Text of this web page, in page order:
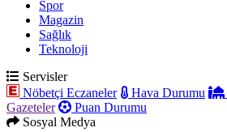
Spor
Magazin
Sağlık
Teknoloji
Servisler
Nöbetçi Eczaneler
Hava Durumu
Gazeteler
Puan Durumu
Sosyal Medya